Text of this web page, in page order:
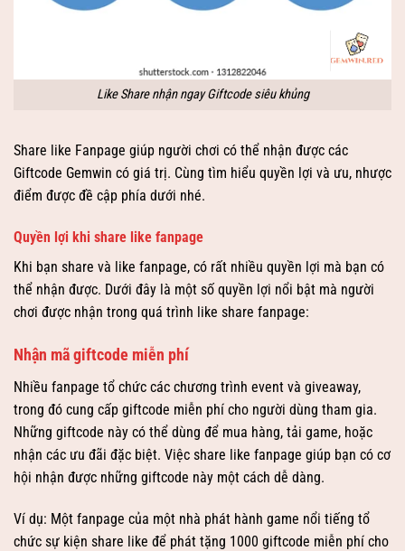
Like Share nhận ngay Giftcode siêu khủng
Share like Fanpage giúp người chơi có thể nhận được các
Giftcode Gemwin có giá trị. Cùng tìm hiểu quyền lợi và ưu, nhược
điểm được đề cập phía dưới nhé.
Quyền lợi khi share like fanpage
Khi bạn share và like fanpage, có rất nhiều quyền lợi mà bạn có
thể nhận được. Dưới đây là một số quyền lợi nổi bật mà người
chơi được nhận trong quá trình like share fanpage:
Nhận mã giftcode miễn phí
Nhiều fanpage tổ chức các chương trình event và giveaway,
trong đó cung cấp giftcode miễn phí cho người dùng tham gia.
Những giftcode này có thể dùng để mua hàng, tải game, hoặc
nhận các ưu đãi đặc biệt. Việc share like fanpage giúp bạn có cơ
hội nhận được những giftcode này một cách dễ dàng.
Ví dụ: Một fanpage của một nhà phát hành game nổi tiếng tổ
chức sự kiện share like để phát tặng 1000 giftcode miễn phí cho